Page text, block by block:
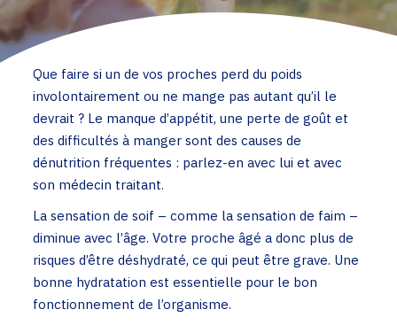
Que faire si un de vos proches perd du poids
involontairement ou ne mange pas autant qu’il le
devrait ? Le manque d’appétit, une perte de goût et
des difficultés à manger sont des causes de
dénutrition fréquentes : parlez-en avec lui et avec
son médecin traitant.
La sensation de soif – comme la sensation de faim –
diminue avec l’âge. Votre proche âgé a donc plus de
risques d’être déshydraté, ce qui peut être grave. Une
bonne hydratation est essentielle pour le bon
fonctionnement de l’organisme.